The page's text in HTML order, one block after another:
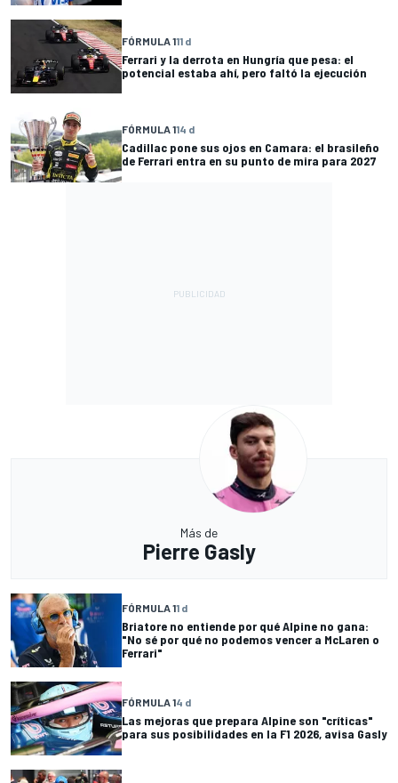
FÓRMULA 111 d
Ferrari y la derrota en Hungría que pesa: el
potencial estaba ahí, pero faltó la ejecución
FÓRMULA 114 d
Cadillac pone sus ojos en Camara: el brasileño
de Ferrari entra en su punto de mira para 2027
Más de
Pierre Gasly
FÓRMULA 11 d
Briatore no entiende por qué Alpine no gana:
"No sé por qué no podemos vencer a McLaren o
Ferrari"
FÓRMULA 14 d
Las mejoras que prepara Alpine son "críticas"
para sus posibilidades en la F1 2026, avisa Gasly